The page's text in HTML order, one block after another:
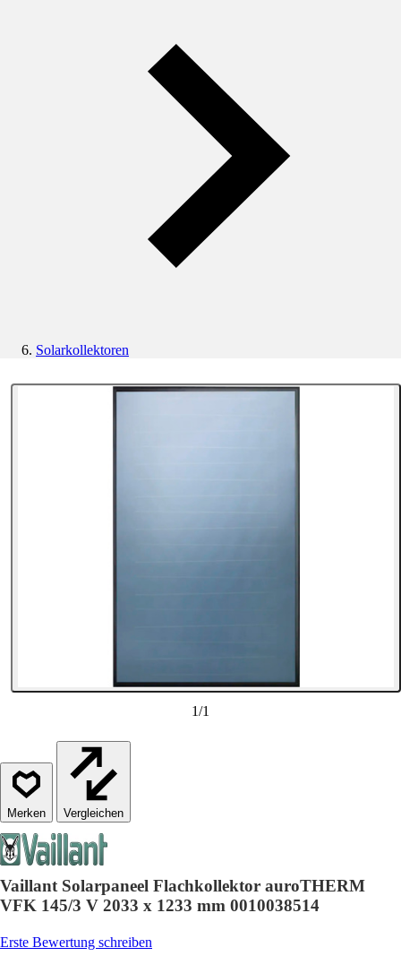
Solarkollektoren
1/1
Vergleichen
Vaillant Solarpaneel Flachkollektor auroTHERM
VFK 145/3 V 2033 x 1233 mm 0010038514
Erste Bewertung schreiben